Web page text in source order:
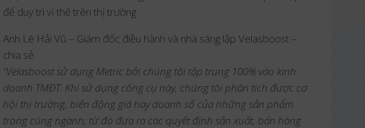
để duy trì vị thế trên thị trường.
Anh Lê Hải Vũ – Giám đốc điều hành và nhà sáng lập Velasboost –
chia sẻ:
“Velasboost sử dụng Metric bởi chúng tôi tập trung 100% vào kinh
doanh TMĐT. Khi sử dụng công cụ này, chúng tôi phân tích được cơ
hội thị trường, biến động giá hay doanh số của những sản phẩm
trong cùng ngành; từ đó đưa ra các quyết định sản xuất, bán hàng